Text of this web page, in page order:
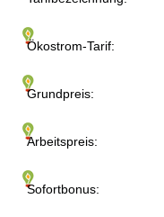
Ökostrom-Tarif:
Grundpreis:
Arbeitspreis:
Sofortbonus: